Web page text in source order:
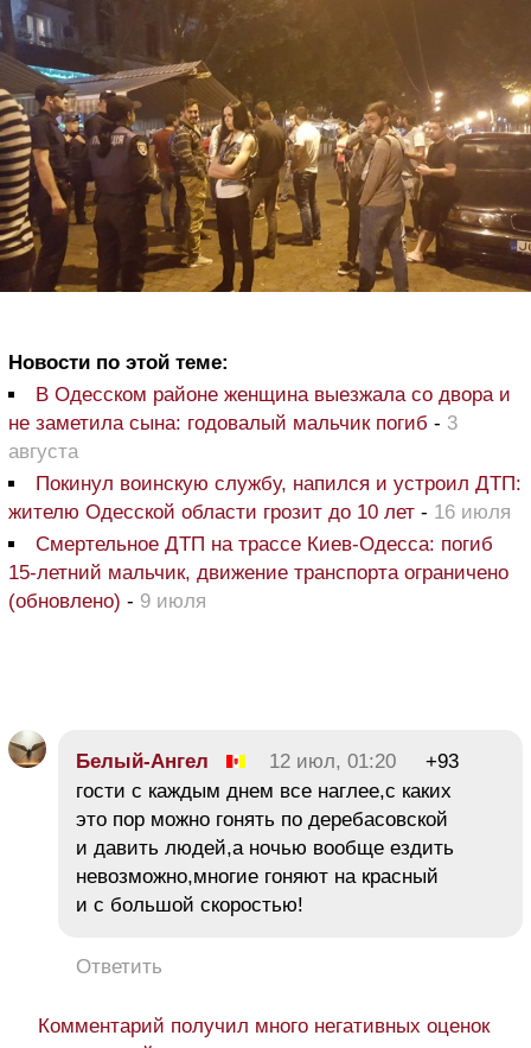
Новости по этой теме:
В Одесском районе женщина выезжала со двора и
не заметила сына: годовалый мальчик погиб - 3
августа
Покинул воинскую службу, напился и устроил ДТП:
жителю Одесской области грозит до 10 лет - 16 июля
Смертельное ДТП на трассе Киев-Одесса: погиб
15-летний мальчик, движение транспорта ограничено
(обновлено) - 9 июля
Белый-Ангел 12 июл, 01:20
+93
гости с каждым днем все наглее,с каких
это пор можно гонять по деребасовской
и давить людей,а ночью вообще ездить
невозможно,многие гоняют на красный
и с большой скоростью!
Ответить
Комментарий получил много негативных оценок